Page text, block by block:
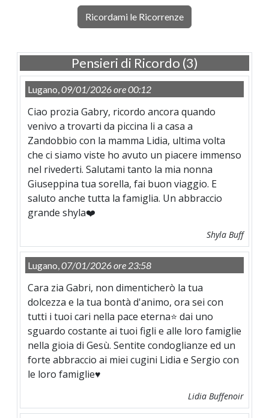
Ricordami le Ricorrenze
Pensieri di Ricordo (3)
Lugano,09/01/2026 ore 00:12
Ciao prozia Gabry, ricordo ancora quando
venivo a trovarti da piccina li a casa a
Zandobbio con la mamma Lidia, ultima volta
che ci siamo viste ho avuto un piacere immenso
nel rivederti. Salutami tanto la mia nonna
Giuseppina tua sorella, fai buon viaggio. E
saluto anche tutta la famiglia. Un abbraccio
grande shyla❤️
Shyla Buff
Lugano,07/01/2026 ore 23:58
Cara zia Gabri, non dimenticherò la tua
dolcezza e la tua bontà d'animo, ora sei con
tutti i tuoi cari nella pace eterna⭐ dai uno
sguardo costante ai tuoi figli e alle loro famiglie
nella gioia di Gesù. Sentite condoglianze ed un
forte abbraccio ai miei cugini Lidia e Sergio con
le loro famiglie♥️
Lidia Buffenoir